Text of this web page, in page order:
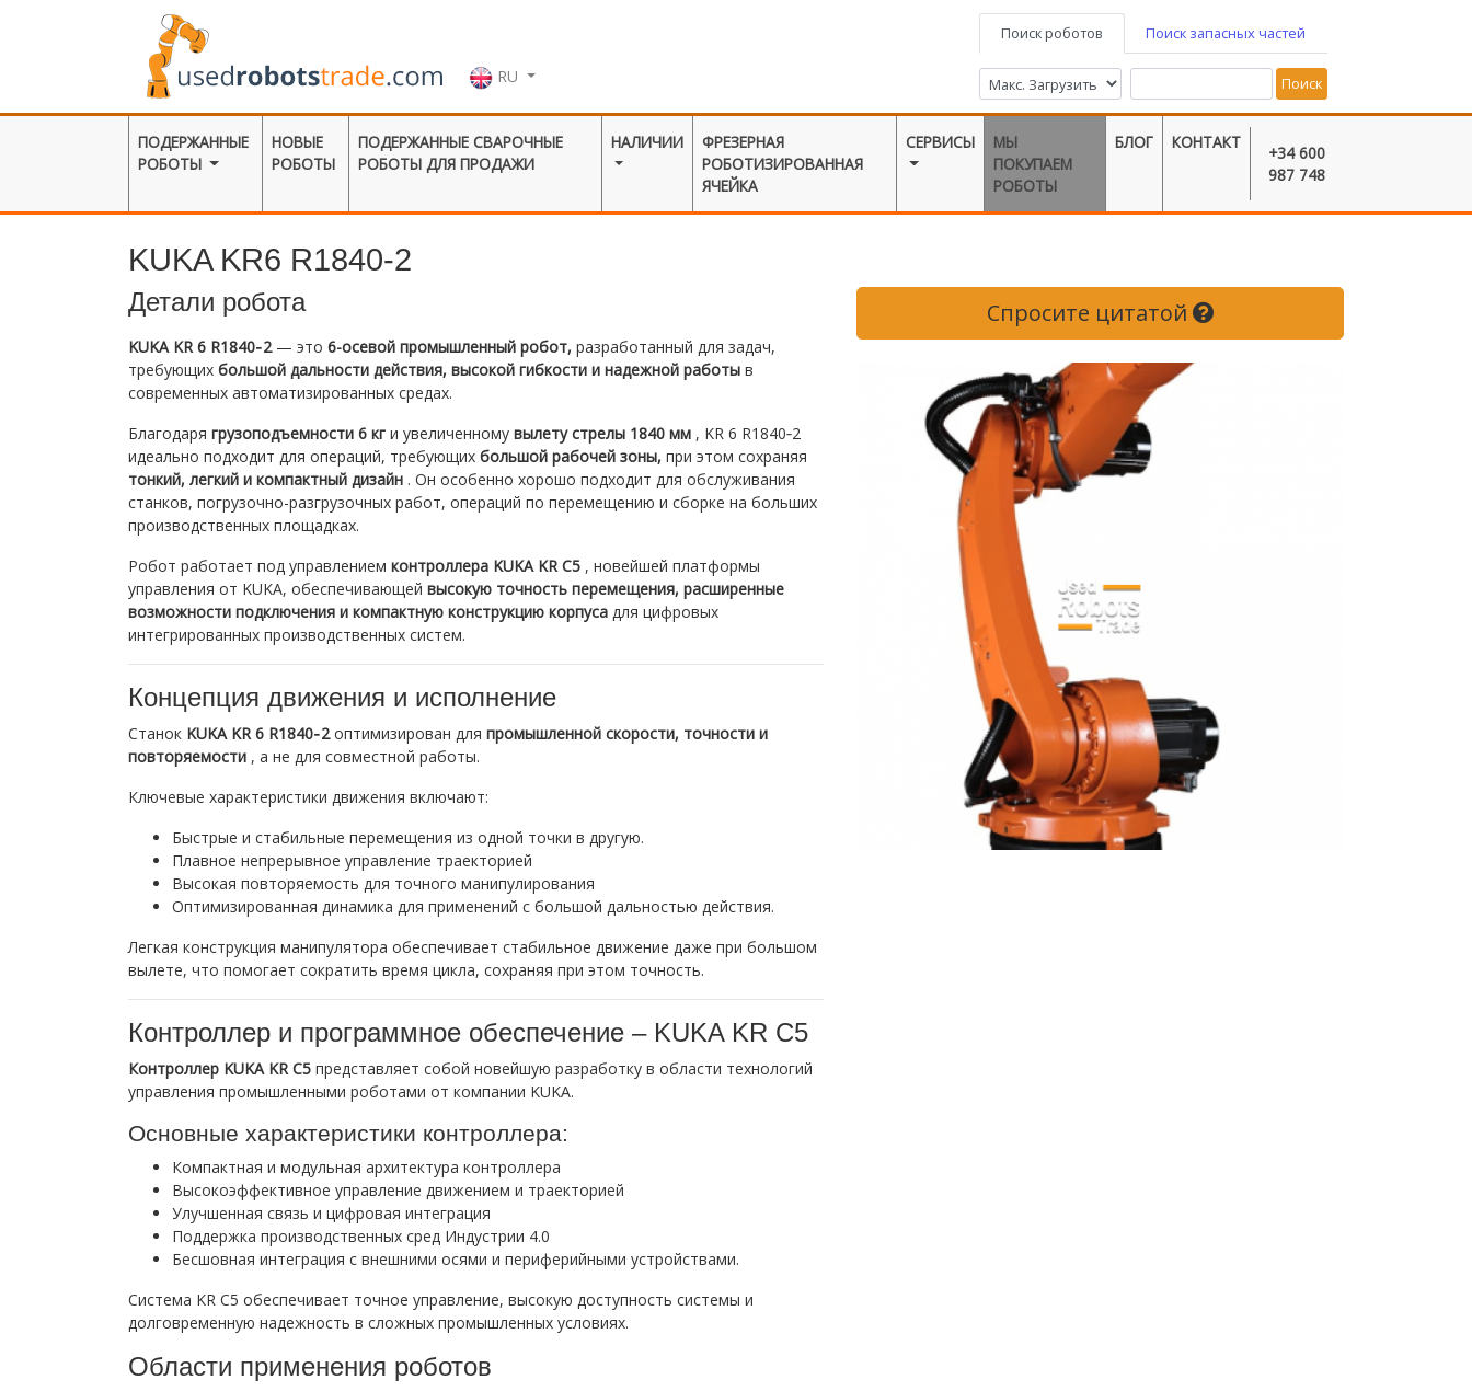
RU
Поиск роботов Поиск запасных частей
Поиск
ПОДЕРЖАННЫЕ
РОБОТЫ
НОВЫЕ
РОБОТЫ
ПОДЕРЖАННЫЕ СВАРОЧНЫЕ
РОБОТЫ ДЛЯ ПРОДАЖИ
НАЛИЧИИ
ФРЕЗЕРНАЯ
РОБОТИЗИРОВАННАЯ
ЯЧЕЙКА
СЕРВИСЫ
МЫ
ПОКУПАЕМ
РОБОТЫ
БЛОГ КОНТАКТ
+34 600
987 748
KUKA KR6 R1840-2
Детали робота
KUKA KR 6 R1840‑2— это 6-осевой промышленный робот, разработанный для задач,
требующих большой дальности действия, высокой гибкости и надежной работы в
современных автоматизированных средах.
Благодаря грузоподъемности 6 кг и увеличенному вылету стрелы 1840 мм , KR 6 R1840‑2
идеально подходит для операций, требующих большой рабочей зоны, при этом сохраняя
тонкий, легкий и компактный дизайн . Он особенно хорошо подходит для обслуживания
станков, погрузочно-разгрузочных работ, операций по перемещению и сборке на больших
производственных площадках.
Робот работает под управлением контроллера KUKA KR C5 , новейшей платформы
управления от KUKA, обеспечивающей высокую точность перемещения, расширенные
возможности подключения и компактную конструкцию корпуса для цифровых
интегрированных производственных систем.
Концепция движения и исполнение
Станок KUKA KR 6 R1840‑2оптимизирован для промышленной скорости, точности и
повторяемости , а не для совместной работы.
Ключевые характеристики движения включают:
Быстрые и стабильные перемещения из одной точки в другую.
Плавное непрерывное управление траекторией
Высокая повторяемость для точного манипулирования
Оптимизированная динамика для применений с большой дальностью действия.
Легкая конструкция манипулятора обеспечивает стабильное движение даже при большом
вылете, что помогает сократить время цикла, сохраняя при этом точность.
Контроллер и программное обеспечение – KUKA KR C5
Контроллер KUKA KR C5 представляет собой новейшую разработку в области технологий
управления промышленными роботами от компании KUKA.
Основные характеристики контроллера:
Компактная и модульная архитектура контроллера
Высокоэффективное управление движением и траекторией
Улучшенная связь и цифровая интеграция
Поддержка производственных сред Индустрии 4.0
Бесшовная интеграция с внешними осями и периферийными устройствами.
Система KR C5 обеспечивает точное управление, высокую доступность системы и
долговременную надежность в сложных промышленных условиях.
Области применения роботов
Спросите цитатой